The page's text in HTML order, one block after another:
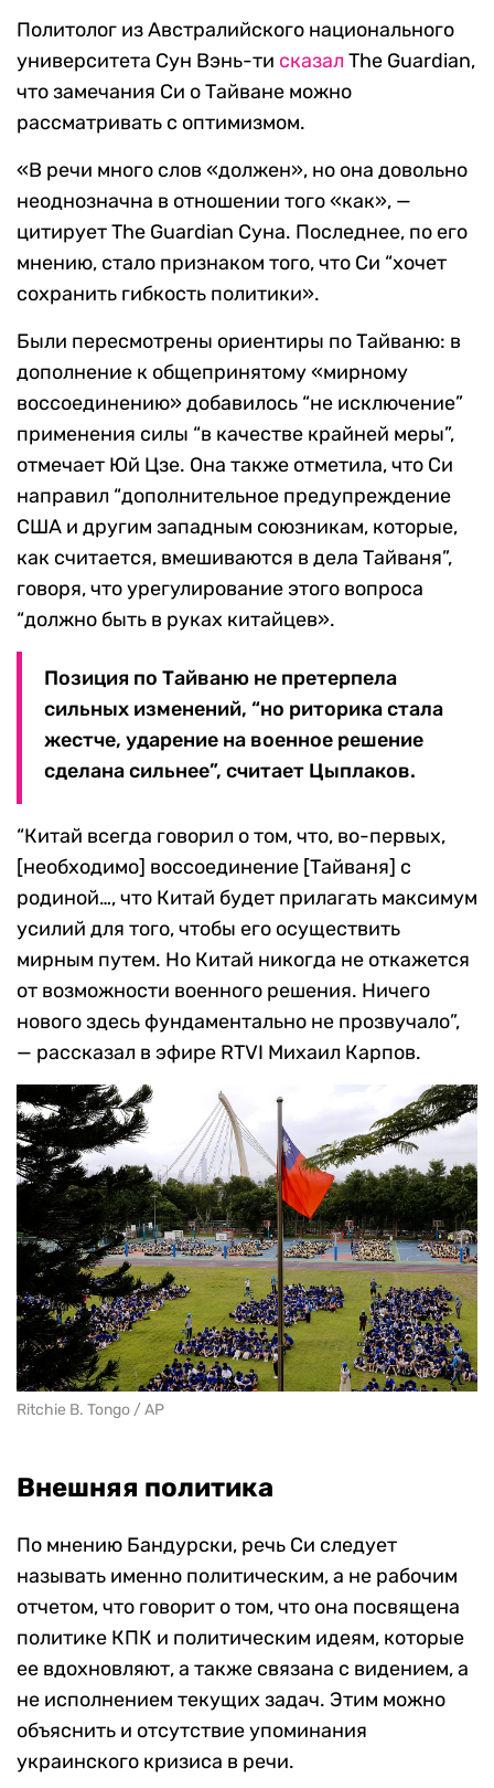
Политолог из Австралийского национального
университета Сун Вэнь-ти сказал The Guardian,
что замечания Си о Тайване можно
рассматривать с оптимизмом.
«В речи много слов «должен», но она довольно
неоднозначна в отношении того «как», —
цитирует The Guardian Суна. Последнее, по его
мнению, стало признаком того, что Си “хочет
сохранить гибкость политики».
Были пересмотрены ориентиры по Тайваню: в
дополнение к общепринятому «мирному
воссоединению» добавилось “не исключение”
применения силы “в качестве крайней меры”,
отмечает Юй Цзе. Она также отметила, что Си
направил “дополнительное предупреждение
США и другим западным союзникам, которые,
как считается, вмешиваются в дела Тайваня”,
говоря, что урегулирование этого вопроса
“должно быть в руках китайцев».
Позиция по Тайваню не претерпела
сильных изменений, “но риторика стала
жестче, ударение на военное решение
сделана сильнее”, считает Цыплаков.
“Китай всегда говорил о том, что, во-первых,
[необходимо] воссоединение [Тайваня] с
родиной…, что Китай будет прилагать максимум
усилий для того, чтобы его осуществить
мирным путем. Но Китай никогда не откажется
от возможности военного решения. Ничего
нового здесь фундаментально не прозвучало”,
— рассказал в эфире RTVI Михаил Карпов.
Ritchie B. Tongo / AP
Внешняя политика
По мнению Бандурски, речь Си следует
называть именно политическим, а не рабочим
отчетом, что говорит о том, что она посвящена
политике КПК и политическим идеям, которые
ее вдохновляют, а также связана с видением, а
не исполнением текущих задач. Этим можно
объяснить и отсутствие упоминания
украинского кризиса в речи.